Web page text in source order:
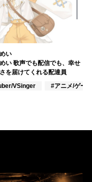
POP
い
い 歌声でも配信でも、幸せ
を届けてくれる配達員
VSinger
#アニメ/ゲーム